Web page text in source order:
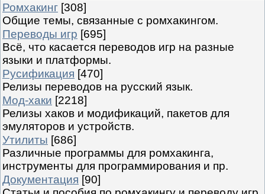
Ромхакинг [308]
Общие темы, связанные с ромхакингом.
Переводы игр [695]
Всё, что касается переводов игр на разные
языки и платформы.
Русификация [470]
Релизы переводов на русский язык.
Мод-хаки [2218]
Релизы хаков и модификаций, пакетов для
эмуляторов и устройств.
Утилиты [686]
Различные программы для ромхакинга,
инструменты для программирования и пр.
Документация [90]